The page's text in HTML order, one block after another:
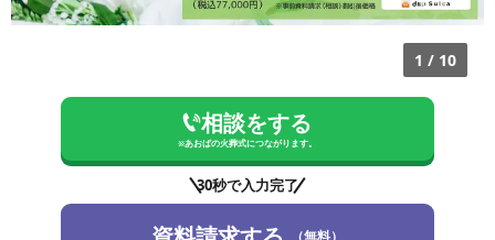
1 / 10
相談をする
※あおばの火葬式につながります。
30秒で入力完了
（無料）